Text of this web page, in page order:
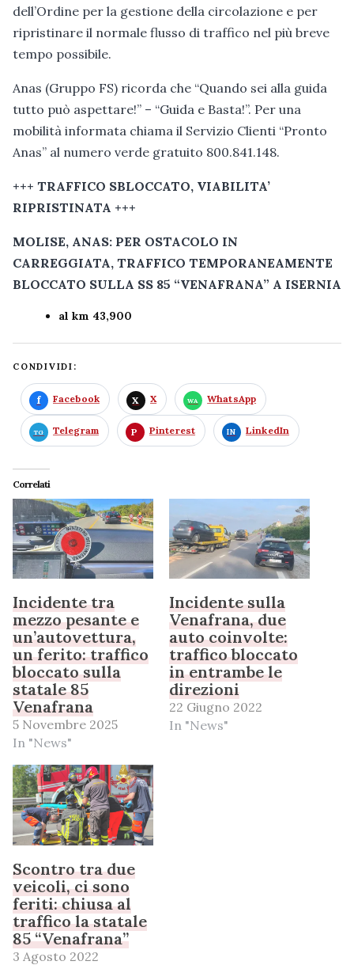
dell’Ordine per la gestione della circolazione e per
ripristinare il normale flusso di traffico nel più breve
tempo possibile.
Anas (Gruppo FS) ricorda che “Quando sei alla guida
tutto può aspettare!” – “Guida e Basta!”. Per una
mobilità informata chiama il Servizio Clienti “Pronto
Anas” al numero verde gratuito 800.841.148.
+++ TRAFFICO SBLOCCATO, VIABILITA’
RIPRISTINATA +++
MOLISE, ANAS: PER OSTACOLO IN
CARREGGIATA, TRAFFICO TEMPORANEAMENTE
BLOCCATO SULLA SS 85 “VENAFRANA” A ISERNIA
al km 43,900
CONDIVIDI:
Facebook X WhatsApp
Telegram Pinterest LinkedIn
Correlati
Incidente tra
mezzo pesante e
un’autovettura,
un ferito: traffico
bloccato sulla
statale 85
Venafrana
5 Novembre 2025
In "News"
Incidente sulla
Venafrana, due
auto coinvolte:
traffico bloccato
in entrambe le
direzioni
22 Giugno 2022
In "News"
Scontro tra due
veicoli, ci sono
feriti: chiusa al
traffico la statale
85 “Venafrana”
3 Agosto 2022